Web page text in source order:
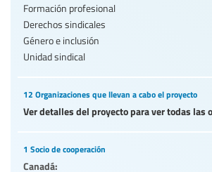
Formación profesional
Derechos sindicales
Género e inclusión
Unidad sindical
12 Organizaciones que llevan a cabo el proyecto
Ver detalles del proyecto para ver todas las
1 Socio de cooperación
Canadá: